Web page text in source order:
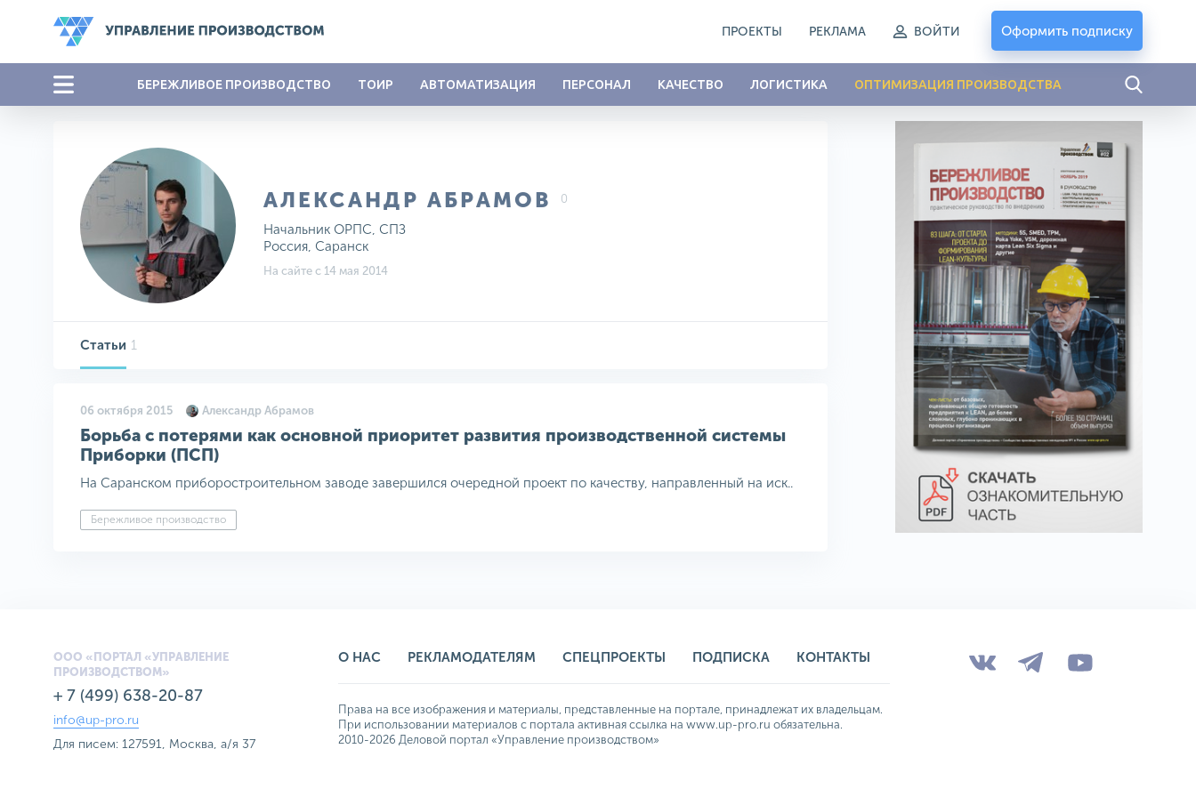
ПРОЕКТЫ РЕКЛАМА ВОЙТИ Оформить подписку
БЕРЕЖЛИВОЕ ПРОИЗВОДСТВО ТОИР АВТОМАТИЗАЦИЯ ПЕРСОНАЛ КАЧЕСТВО ЛОГИСТИКА ОПТИМИЗАЦИЯ ПРОИЗВОДСТВА
АЛЕКСАНДР АБРАМОВ 0
Начальник ОРПС, СПЗ
Россия, Саранск
На сайте с 14 мая 2014
Статьи 1
06 октября 2015 Александр Абрамов
Борьба с потерями как основной приоритет развития производственной системы
Приборки (ПСП)
На Саранском приборостроительном заводе завершился очередной проект по качеству, направленный на иск..
Бережливое производство
ООО «ПОРТАЛ «УПРАВЛЕНИЕ
ПРОИЗВОДСТВОМ»
+ 7 (499) 638-20-87
info@up-pro.ru
Для писем: 127591, Москва, а/я 37
О НАС РЕКЛАМОДАТЕЛЯМ СПЕЦПРОЕКТЫ ПОДПИСКА КОНТАКТЫ
Права на все изображения и материалы, представленные на портале, принадлежат их владельцам.
При использовании материалов с портала активная ссылка на www.up-pro.ru обязательна.
2010-2026 Деловой портал «Управление производством»